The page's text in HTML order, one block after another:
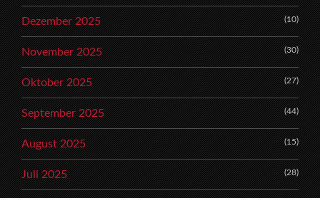
Dezember 2025 (10)
November 2025 (30)
Oktober 2025 (27)
September 2025 (44)
August 2025 (15)
Juli 2025 (28)